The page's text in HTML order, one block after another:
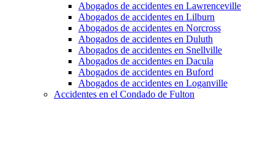
Abogados de accidentes en Lawrenceville
Abogados de accidentes en Lilburn
Abogados de accidentes en Norcross
Abogados de accidentes en Duluth
Abogados de accidentes en Snellville
Abogados de accidentes en Dacula
Abogados de accidentes en Buford
Abogados de accidentes en Loganville
Accidentes en el Condado de Fulton